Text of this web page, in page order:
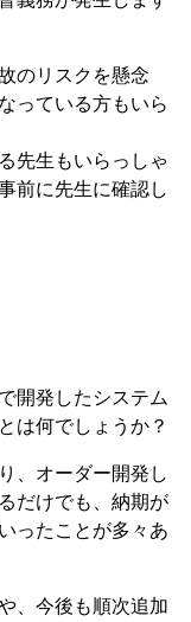
のリスクを懸念
っている方もいら
先生もいらっしゃ
前に先生に確認し
開発したシステム
は何でしょうか？
、オーダー開発し
だけでも、納期が
ったことが多々あ
、今後も順次追加